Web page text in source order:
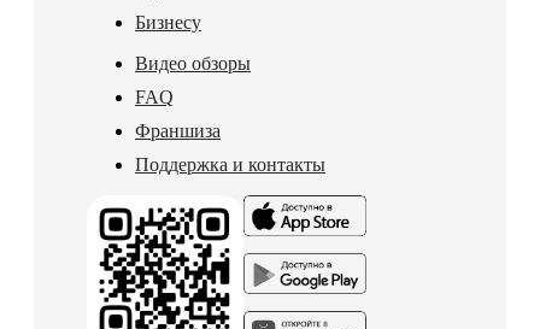
Бизнесу
Видео обзоры
FAQ
Франшиза
Поддержка и контакты